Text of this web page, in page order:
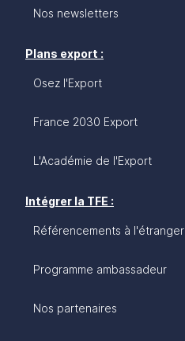
Nos newsletters
Plans export :
Osez l'Export
France 2030 Export
L'Académie de l'Export
Intégrer la TFE :
Référencements à l'étranger
Programme ambassadeur
Nos partenaires